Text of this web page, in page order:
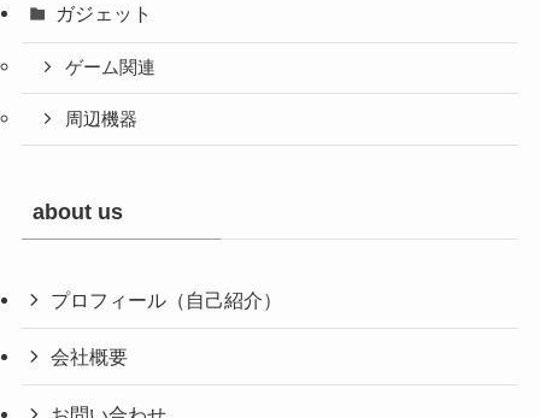
ガジェット
ゲーム関連
周辺機器
about us
プロフィール（自己紹介）
会社概要